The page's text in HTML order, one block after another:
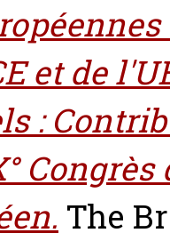
et de
:
The